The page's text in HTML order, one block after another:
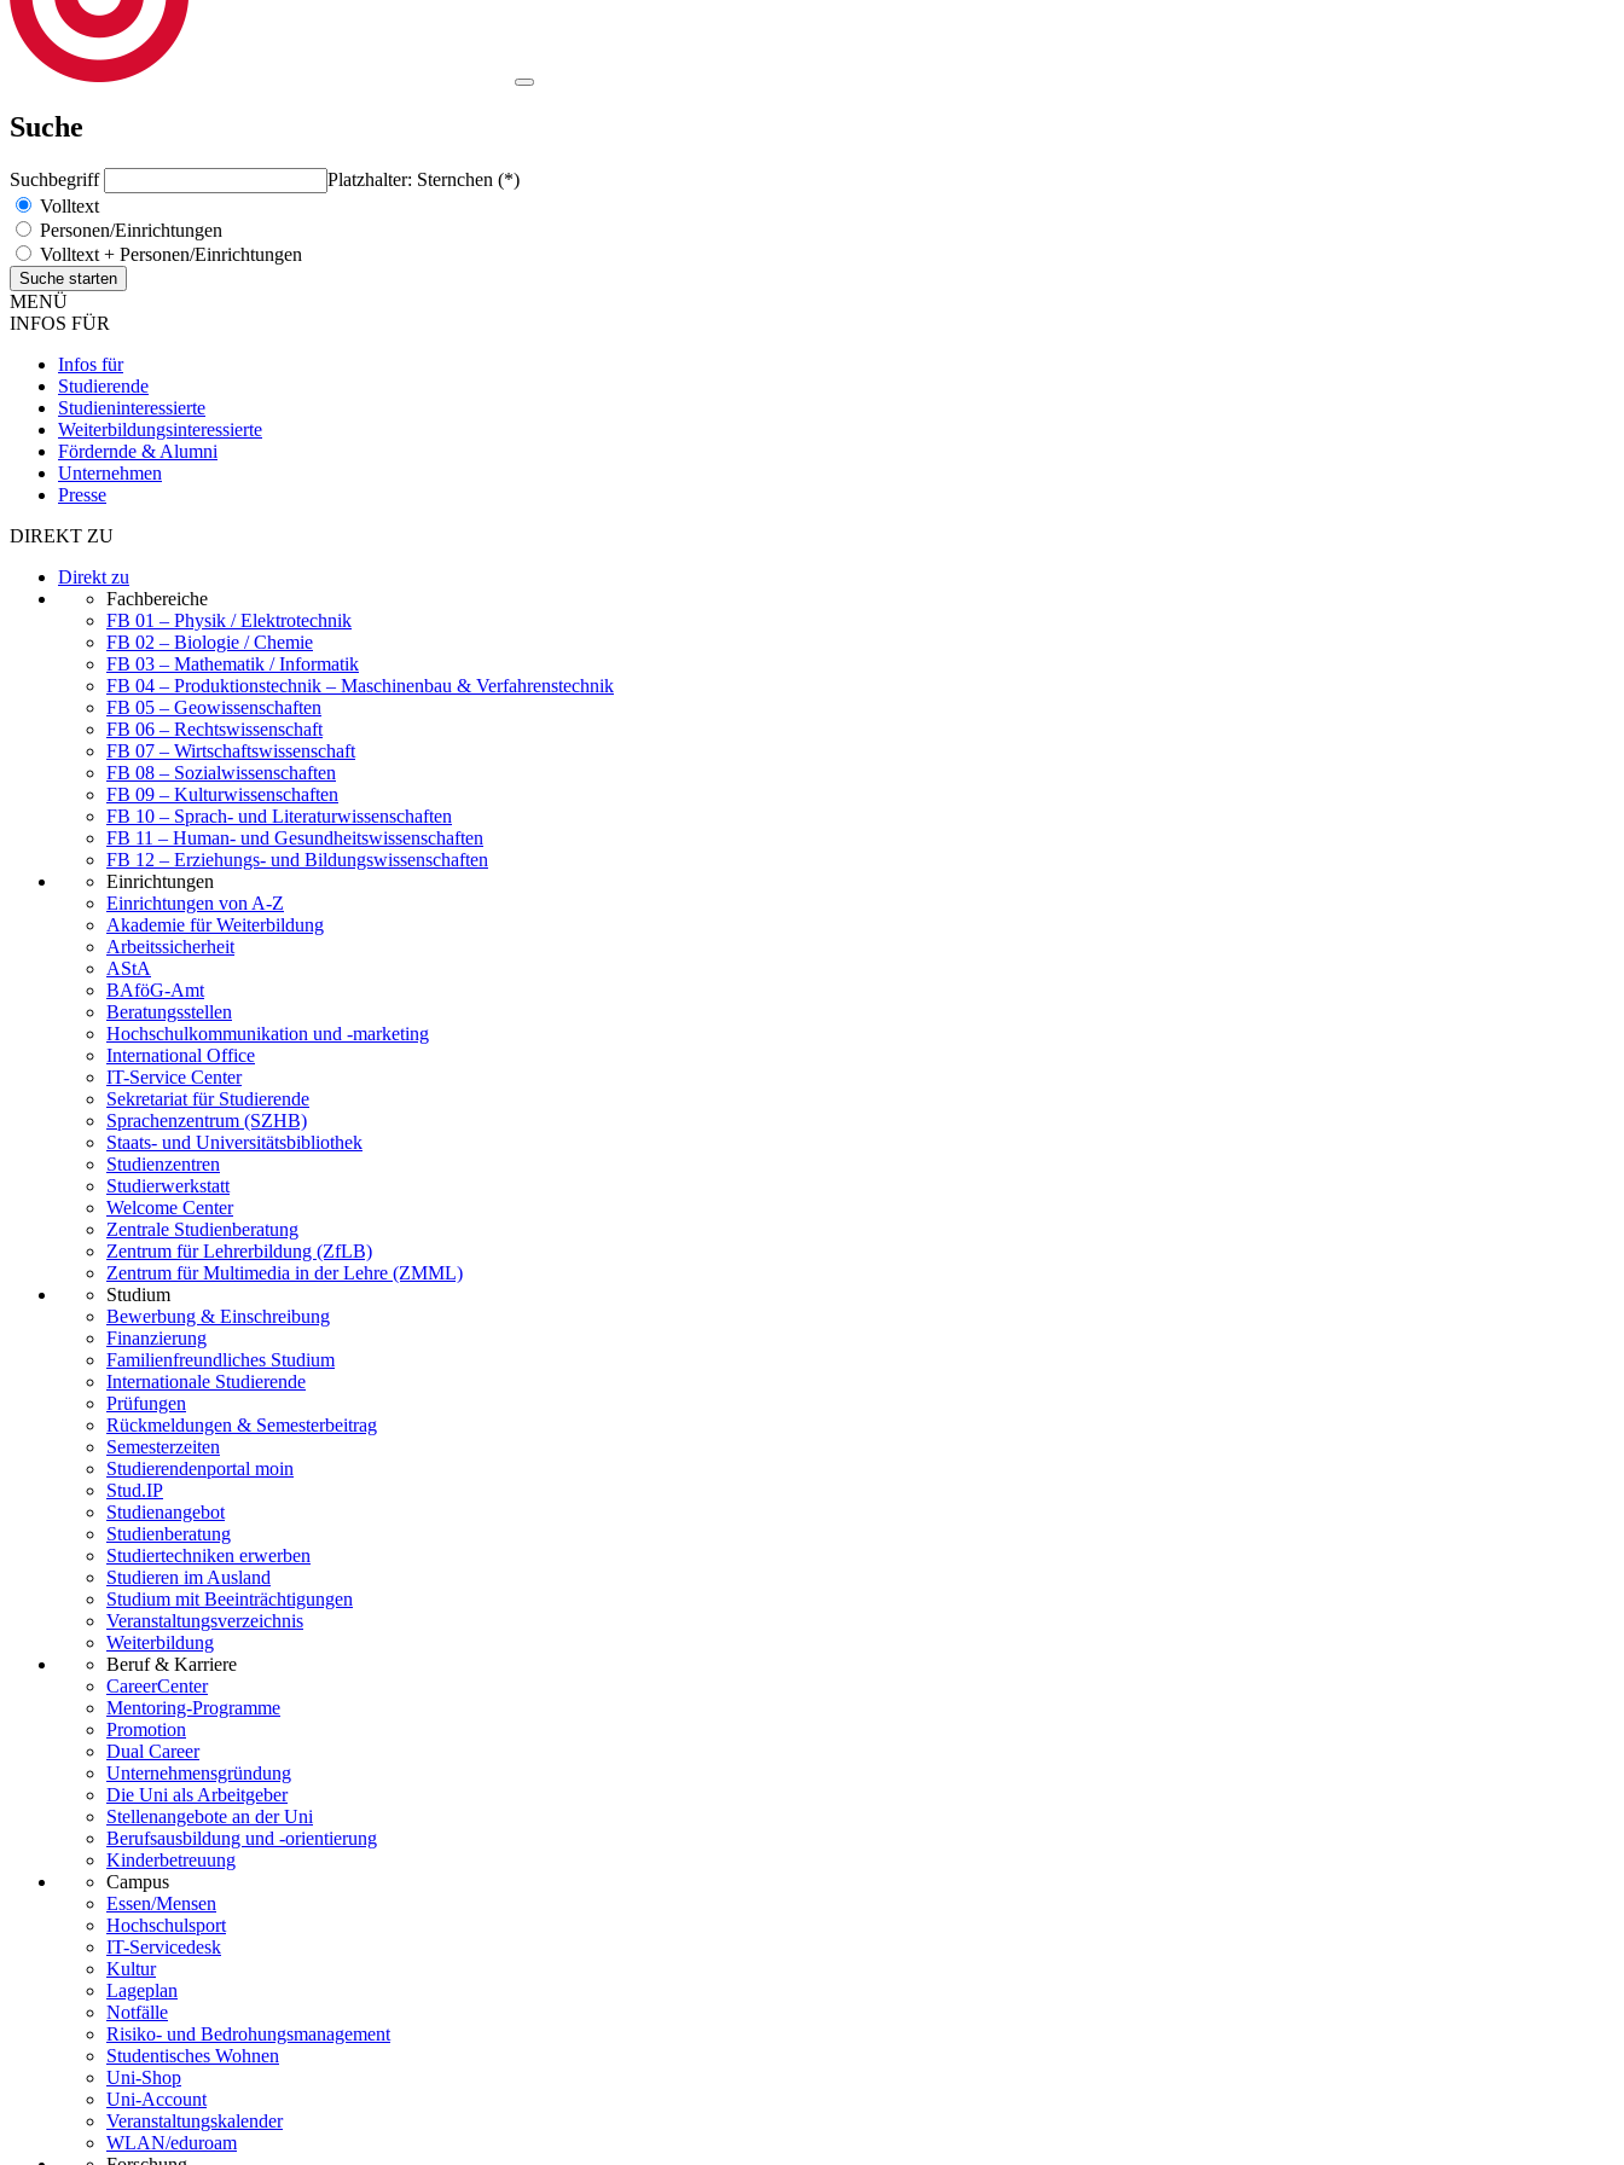
Suche
Suchbegriff
Platzhalter: Sternchen (*)
Volltext
Personen/Einrichtungen
Volltext + Personen/Einrichtungen
MENÜ
INFOS FÜR
Infos für
Studierende
Studieninteressierte
Weiterbildungsinteressierte
Fördernde & Alumni
Unternehmen
Presse
DIREKT ZU
Direkt zu
Fachbereiche
FB 01 – Physik / Elektrotechnik
FB 02 – Biologie / Chemie
FB 03 – Mathematik / Informatik
FB 04 – Produktionstechnik – Maschinenbau & Verfahrenstechnik
FB 05 – Geowissenschaften
FB 06 – Rechtswissenschaft
FB 07 – Wirtschaftswissenschaft
FB 08 – Sozialwissenschaften
FB 09 – Kulturwissenschaften
FB 10 – Sprach- und Literaturwissenschaften
FB 11 – Human- und Gesundheitswissenschaften
FB 12 – Erziehungs- und Bildungswissenschaften
Einrichtungen
Einrichtungen von A-Z
Akademie für Weiterbildung
Arbeitssicherheit
AStA
BAföG-Amt
Beratungsstellen
Hochschulkommunikation und -marketing
International Office
IT-Service Center
Sekretariat für Studierende
Sprachenzentrum (SZHB)
Staats- und Universitätsbibliothek
Studienzentren
Studierwerkstatt
Welcome Center
Zentrale Studienberatung
Zentrum für Lehrerbildung (ZfLB)
Zentrum für Multimedia in der Lehre (ZMML)
Studium
Bewerbung & Einschreibung
Finanzierung
Familienfreundliches Studium
Internationale Studierende
Prüfungen
Rückmeldungen & Semesterbeitrag
Semesterzeiten
Studierendenportal moin
Stud.IP
Studienangebot
Studienberatung
Studiertechniken erwerben
Studieren im Ausland
Studium mit Beeinträchtigungen
Veranstaltungsverzeichnis
Weiterbildung
Beruf & Karriere
CareerCenter
Mentoring-Programme
Promotion
Dual Career
Unternehmensgründung
Die Uni als Arbeitgeber
Stellenangebote an der Uni
Berufsausbildung und -orientierung
Kinderbetreuung
Campus
Essen/Mensen
Hochschulsport
IT-Servicedesk
Kultur
Lageplan
Notfälle
Risiko- und Bedrohungsmanagement
Studentisches Wohnen
Uni-Shop
Uni-Account
Veranstaltungskalender
WLAN/eduroam